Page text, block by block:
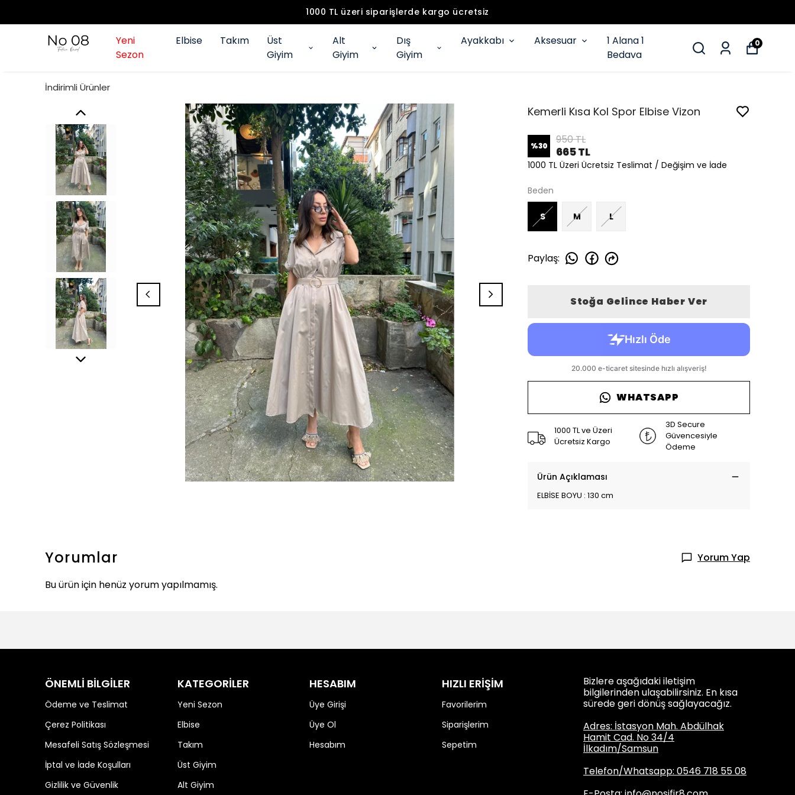
1000 TL üzeri siparişlerde kargo ücretsiz
Yeni
Sezon
Elbise Takım
Üst
Giyim
Alt
Giyim
Dış
Giyim
Ayakkabı Aksesuar
1 Alana 1
Bedava
0
İndirimli Ürünler
Kemerli Kısa Kol Spor Elbise Vizon
%30 950 TL
665 TL
1000 TL Üzeri Ücretsiz Teslimat / Değişim ve İade
Beden
S M L
Paylaş:
Stoğa Gelince Haber Ver
WHATSAPP
1000 TL ve Üzeri
Ücretsiz Kargo
3D Secure
Güvencesiyle
Ödeme
Ürün Açıklaması
ELBİSE BOYU : 130 cm
Yorumlar
Yorum Yap
Bu ürün için henüz yorum yapılmamış.
ÖNEMLİ BİLGİLER
Ödeme ve Teslimat
Çerez Politikası
Mesafeli Satış Sözleşmesi
İptal ve İade Koşulları
Gizlilik ve Güvenlik
KATEGORİLER
Yeni Sezon
Elbise
Takım
Üst Giyim
Alt Giyim
HESABIM
Üye Girişi
Üye Ol
Hesabım
HIZLI ERİŞİM
Favorilerim
Siparişlerim
Sepetim
Bizlere aşağıdaki iletişim
bilgilerinden ulaşabilirsiniz. En kısa
sürede geri dönüş sağlayacağız.
Adres: İstasyon Mah. Abdülhak
Hamit Cad. No 34/4
İlkadım/Samsun
Telefon/Whatsapp: 0546 718 55 08